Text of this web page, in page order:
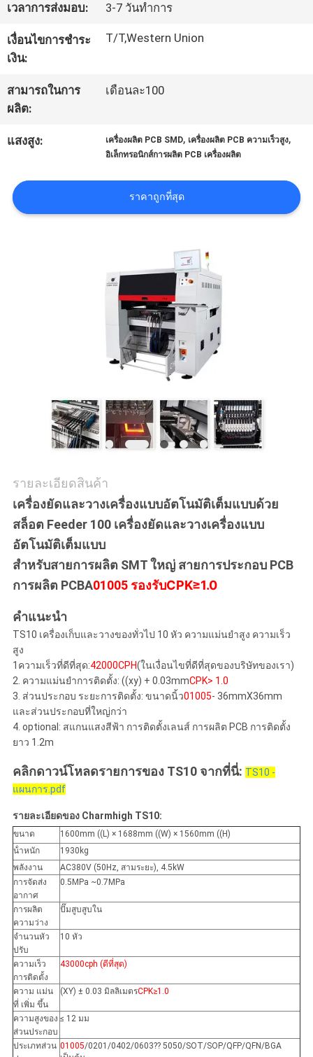
ติดต่อ
เรา
ข่าว
SHOPPING
ON
ตัว
เวลาการส่งมอบ: 3-7 วันทําการ
เงื่อนไขการชำระ
เงิน:
T/T,Western Union
สามารถในการ
ผลิต:
เดือนละ100
แสงสูง: เครื่องผลิต PCB SMD, เครื่องผลิต PCB ความเร็วสูง,
อิเล็กทรอนิกส์การผลิต PCB เครื่องผลิต
ราคาถูกที่สุด
รายละเอียดสินค้า
เครื่องยัดและวางเครื่องแบบอัตโนมัติเต็มแบบด้วย
สล็อต Feeder 100 เครื่องยัดและวางเครื่องแบบ
อัตโนมัติเต็มแบบ
สําหรับสายการผลิต SMT ใหญ่ สายการประกอบ PCB
การผลิต PCBA01005 รองรับCPK≥1.0
คําแนะนํา
TS10 เครื่องเก็บและวางของทั่วไป 10 หัว ความแม่นยําสูง ความเร็ว
สูง
1ความเร็วที่ดีที่สุด:42000CPH(ในเงื่อนไขที่ดีที่สุดของบริษัทของเรา)
2. ความแม่นยําการติดตั้ง: ((xy) + 0.03mmCPK> 1.0
3. ส่วนประกอบ ระยะการติดตั้ง: ขนาดนิ้ว01005- 36mmX36mm
และส่วนประกอบที่ใหญ่กว่า
4. optional: สแกนแสงสีฟ้า การติดตั้งเลนส์ การผลิต PCB การติดตั้ง
ยาว 1.2m
คลิกดาวน์โหลดรายการของ TS10 จากที่นี่: TS10 -
แผนการ.pdf
รายละเอียดของ Charmhigh TS10:
ขนาด
1600mm ((L) × 1688mm ((W) × 1560mm ((H)
น้ําหนัก
1930kg
พลังงาน
AC380V (50Hz, สามระยะ), 4.5kW
การจัดส่ง
อากาศ
0.5MPa ~0.7MPa
การผลิต
ความว่าง
ปั๊มสูบสูบใน
จํานวนหัว
ปรับ
10 หัว
ความเร็ว
การติดตั้ง
43000cph (ดีที่สุด)
ความ แม่น
ที่ เพิ่ม ขึ้น
(XY) ± 0.03 มิลลิเมตรCPK≥1.0
ความสูงของ
ส่วนประกอบ
≤ 12 มม
ประเภทส่วน 01005/0201/0402/0603?? 5050/SOT/SOP/QFP/QFN/BGA